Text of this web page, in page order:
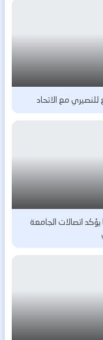
للنصيري مع الاتحاد
اتصالات الجامعة